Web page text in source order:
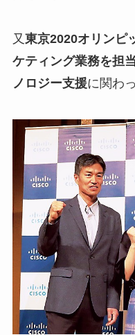
又東京2020オリンピ
ケティング業務を担
ノロジー支援に関わ